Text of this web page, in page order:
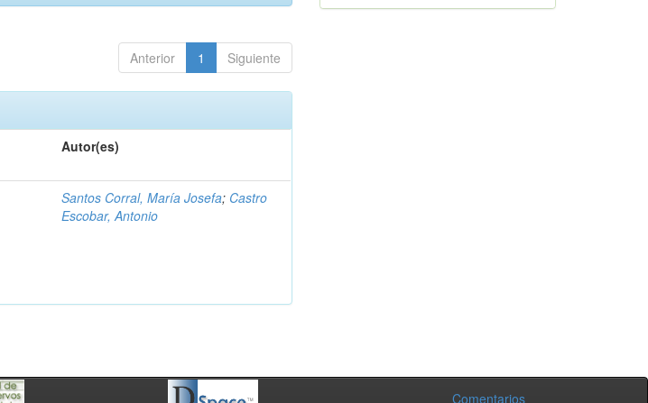
Anterior 1 Siguiente
Autor(es)
Santos Corral, María Josefa; Castro
Escobar, Antonio
Comentarios